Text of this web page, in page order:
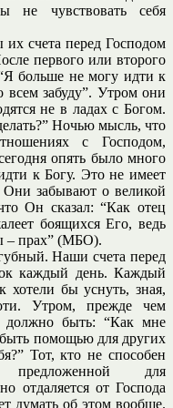
не чувствовать себя
их счета перед Господом
первого или второго
больше не могу идти к
всем забуду”. Утром они
не в ладах с Богом.
Ночью мысль, что
с Господом,
опять было много
к Богу. Это не имеет
Они забывают о великой
Он сказал: “Как отец
боящихся Его, ведь
– прах” (МБО).
Наши счета перед
каждый день. Каждый
хотели бы уснуть, зная,
Утром, прежде чем
должно быть: “Как мне
помощью для других
Тот, кто не способен
предложенной для
отдаляется от Господа
думать об этом вообще.